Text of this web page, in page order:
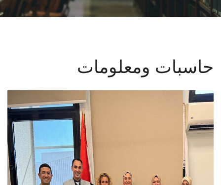
البحث العلمي
الإعلام
تواصل معنا
الطلاب
حاسبات ومعلومات